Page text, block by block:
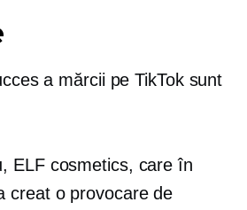
a mărcii pe TikTok sunt
ELF cosmetics, care în
creat o provocare de